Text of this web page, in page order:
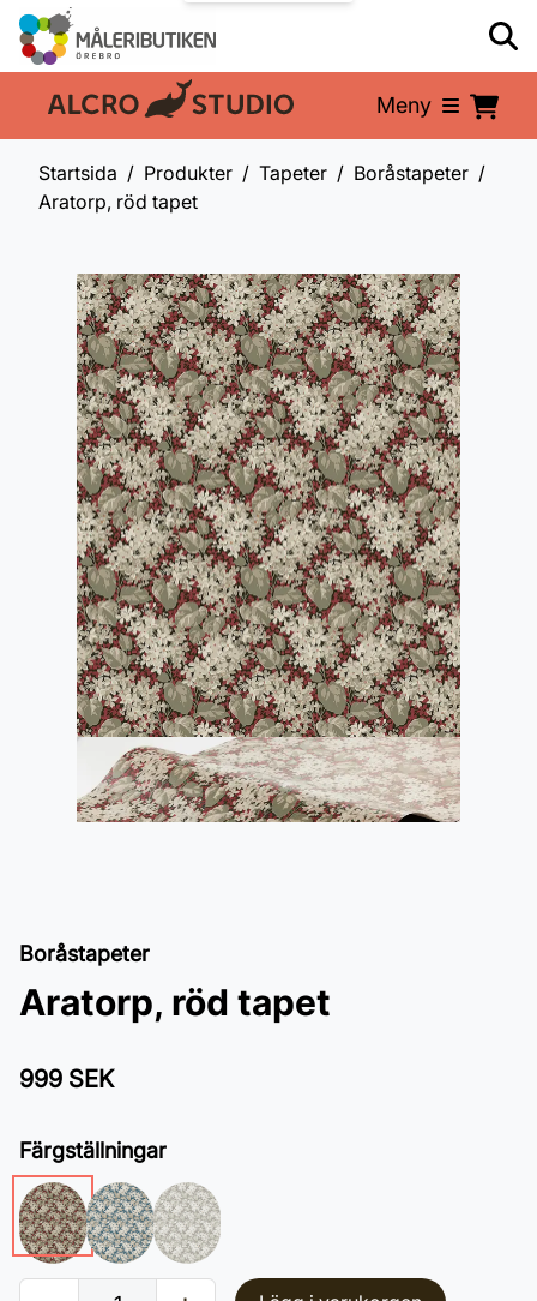
En del av: Meny
Startsida Produkter Tapeter
Boråstapeter
Aratorp, röd tapet
Boråstapeter
Aratorp, röd tapet
999 SEK
Färgställningar